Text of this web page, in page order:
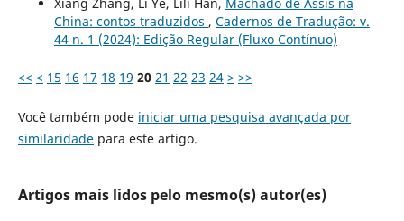
China: contos traduzidos , Cadernos de Tradução: v.
44 n. 1 (2024): Edição Regular (Fluxo Contínuo)
<< < 15 16 17 18 19 20 21 22 23 24 > >>
Você também pode iniciar uma pesquisa avançada por
similaridadepara este artigo.
Artigos mais lidos pelo mesmo(s) autor(es)